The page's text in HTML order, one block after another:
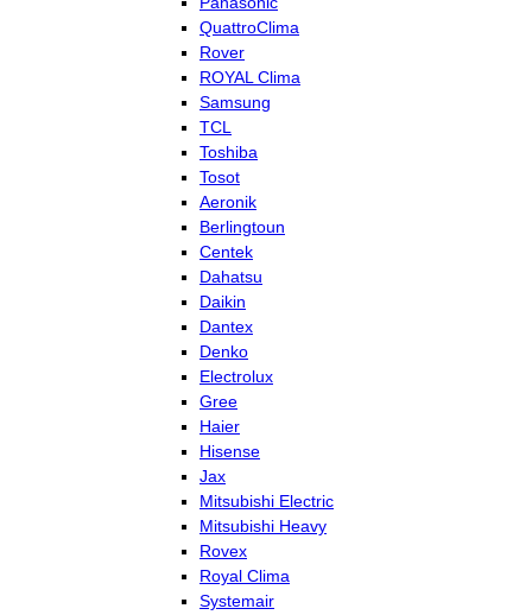
QuattroClima
Rover
ROYAL Clima
Samsung
TCL
Toshiba
Tosot
Aeronik
Berlingtoun
Centek
Dahatsu
Daikin
Dantex
Denko
Electrolux
Gree
Haier
Hisense
Jax
Mitsubishi Electric
Mitsubishi Heavy
Rovex
Royal Clima
Systemair